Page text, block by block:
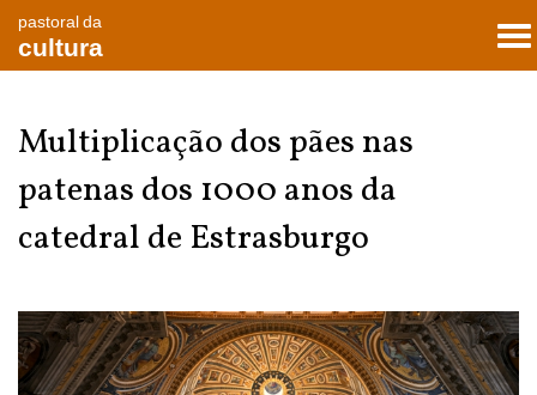
pastoral da
cultura
Multiplicação dos pães nas
patenas dos 1000 anos da
catedral de Estrasburgo